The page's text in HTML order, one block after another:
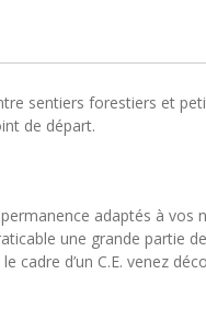
sentiers forestiers et
de départ.
adaptés à vos
une grande partie
d’un C.E. venez